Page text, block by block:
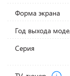
Форма экрана
Год выхода
Серия